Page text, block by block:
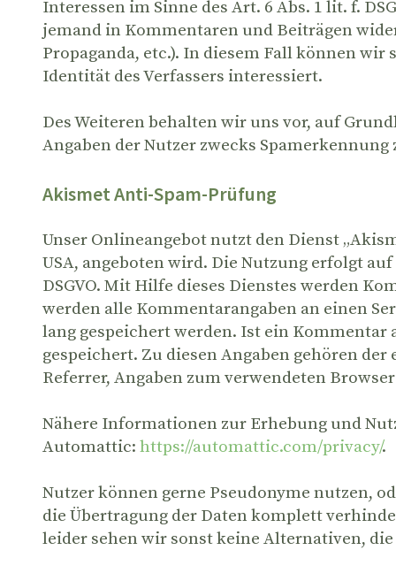
Interessen im Sinne des Art. 6 Abs. 1 lit. f.
jemand in Kommentaren und Beiträgen
Propaganda, etc.). In diesem Fall können
Identität des Verfassers interessiert.
Des Weiteren behalten wir uns vor, auf
Angaben der Nutzer zwecks
Akismet Anti-Spam-Prüfung
Unser Onlineangebot nutzt den Dienst
USA, angeboten wird. Die Nutzung erfolgt
DSGVO. Mit Hilfe dieses Dienstes werden
werden alle Kommentarangaben an einen
lang gespeichert werden. Ist ein Kommentar
gespeichert. Zu diesen Angaben gehören
Referrer, Angaben zum verwendeten
Nähere Informationen zur Erhebung und
Automattic: https://automattic.com/privacy/.
Nutzer können gerne Pseudonyme nutzen,
die Übertragung der Daten komplett
leider sehen wir sonst keine Alternativen,